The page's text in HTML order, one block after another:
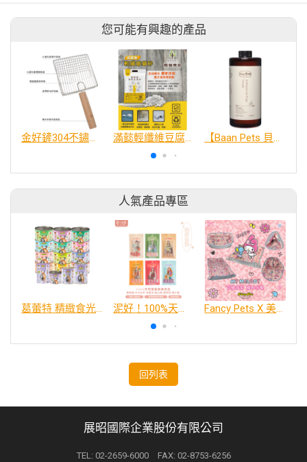
您可能有興趣的產品
金好鏟304不鏽鋼櫸木貓砂鏟 滿懿輕纖維豆腐貓砂 【Baan Pets 貝恩寵物】抑菌去味地板清潔劑1000ml
人氣產品專區
葛蕾特 精緻食光 主食貓罐、貓餐包 泥好！100%天然營養蔬果肉泥 Fancy Pets X 美樂蒂 百變造型寵物睡床墊
回列表
展昭國際企業股份有限公司
TEL: 02-2659-6000 FAX: 02-8753-6256